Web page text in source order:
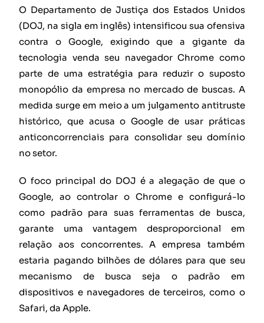
O Departamento de Justiça dos Estados Unidos
(DOJ, na sigla em inglês) intensificou sua ofensiva
contra o Google, exigindo que a gigante da
tecnologia venda seu navegador Chrome como
parte de uma estratégia para reduzir o suposto
monopólio da empresa no mercado de buscas. A
medida surge em meio a um julgamento antitruste
histórico, que acusa o Google de usar práticas
anticoncorrenciais para consolidar seu domínio
no setor.
O foco principal do DOJ é a alegação de que o
Google, ao controlar o Chrome e configurá-lo
como padrão para suas ferramentas de busca,
garante uma vantagem desproporcional em
relação aos concorrentes. A empresa também
estaria pagando bilhões de dólares para que seu
mecanismo de busca seja o padrão em
dispositivos e navegadores de terceiros, como o
Safari, da Apple.